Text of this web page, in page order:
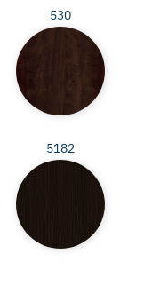
530
5182